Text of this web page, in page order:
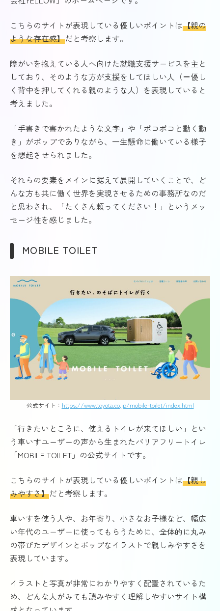
こちらのサイトが表現している優しいポイントは【親の
ような存在感】だと考察します。
障がいを抱えている人へ向けた就職支援サービスを主と
しており、そのような方が支援をしてほしい人（＝優し
く背中を押してくれる親のような人）を表現していると
考えました。
「手書きで書かれたような文字」や「ポコポコと動く動
き」がポップでありながら、一生懸命に働いている様子
を想起させられました。
それらの要素をメインに据えて展開していくことで、ど
んな方も共に働く世界を実現させるための事務所なのだ
と思わされ、「たくさん頼ってください！」というメッ
セージ性を感じました。
MOBILE TOILET
公式サイト： https://www.toyota.co.jp/mobile-toilet/index.html
「行きたいところに、使えるトイレが来てほしい」とい
う車いすユーザーの声から生まれたバリアフリートイレ
「MOBILE TOILET」の公式サイトです。
こちらのサイトが表現している優しいポイントは【親し
みやすさ】だと考察します。
車いすを使う人や、お年寄り、小さなお子様など、幅広
い年代のユーザーに使ってもらうために、全体的に丸み
の帯びたデザインとポップなイラストで親しみやすさを
表現しています。
イラストと写真が非常にわかりやすく配置されているた
め、どんな人がみても読みやすく理解しやすいサイト構